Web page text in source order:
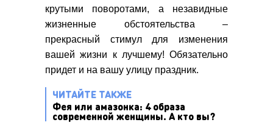
крутыми поворотами, а незавидные
жизненные обстоятельства –
прекрасный стимул для изменения
вашей жизни к лучшему! Обязательно
придет и на вашу улицу праздник.
ЧИТАЙТЕ ТАКЖЕ
Фея или амазонка: 4 образа
современной женщины. А кто вы?